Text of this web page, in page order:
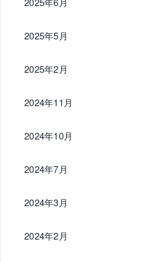
2025年5月
2025年2月
2024年11月
2024年10月
2024年7月
2024年3月
2024年2月